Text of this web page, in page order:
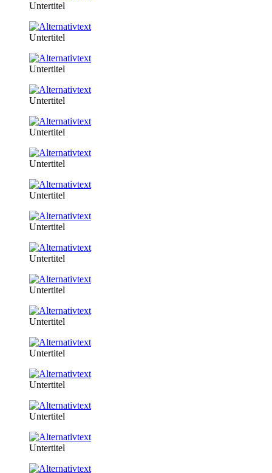
Untertitel
Untertitel
Untertitel
Untertitel
Untertitel
Untertitel
Untertitel
Untertitel
Untertitel
Untertitel
Untertitel
Untertitel
Untertitel
Untertitel
Untertitel